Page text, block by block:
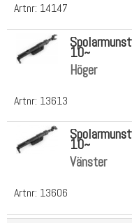
Artnr: 14147
Artnr: 13613
10~
Höger
Artnr: 13606
10~
Vänster